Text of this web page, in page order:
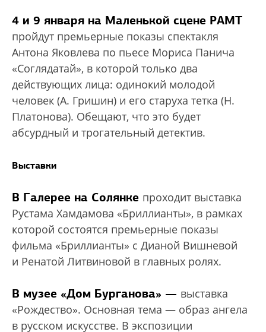
4 и 9 января на Маленькой сцене РАМТ
пройдут премьерные показы спектакля
Антона Яковлева по пьесе Мориса Панича
«Соглядатай», в которой только два
действующих лица: одинокий молодой
человек (А. Гришин) и его старуха тетка (Н.
Платонова). Обещают, что это будет
абсурдный и трогательный детектив.
Выставки
В Галерее на Солянке проходит выставка
Рустама Хамдамова «Бриллианты», в рамках
которой состоятся премьерные показы
фильма «Бриллианты» с Дианой Вишневой
и Ренатой Литвиновой в главных ролях.
В музее «Дом Бурганова» — выставка
«Рождество». Основная тема — образ ангела
в русском искусстве. В экспозиции